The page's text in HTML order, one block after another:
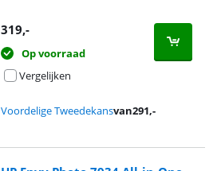
319,-
Op voorraad
Vergelijken
Voordelige Tweedekansvan291,-